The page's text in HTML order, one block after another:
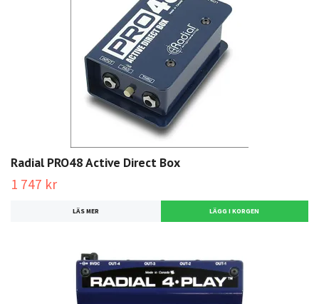
Radial PRO48 Active Direct Box
1 747 kr
LÄS MER